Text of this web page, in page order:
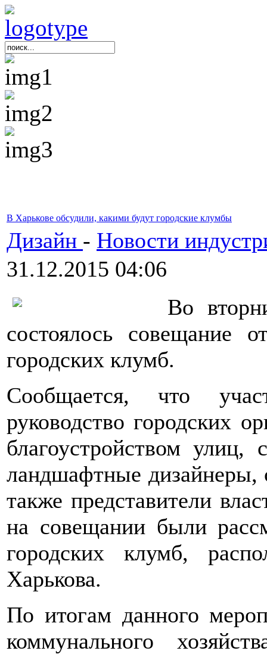
В Харькове обсудили, какими будут городские клумбы
Дизайн - Новости
31.12.2015 04:06
Во
состоялось совещание
городских клумб.
Сообщается, что
руководство городских
благоустройством улиц,
ландшафтные дизайнеры,
также представители
на совещании были
городских клумб,
Харькова.
По итогам данного
коммунального